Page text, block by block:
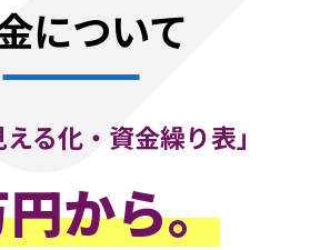
について
える化・資金繰り表」
から。